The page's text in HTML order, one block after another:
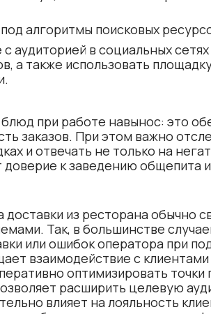
алгоритмы поисковых
аудиторией в социальных
а также использовать
при работе навынос: это
заказов. При этом важно
и отвечать не только на
к заведению общепита
из ресторана обычно
Так, в большинстве
или ошибок оператора при
взаимодействие с
оптимизировать точки
расширить целевую
влияет на лояльность